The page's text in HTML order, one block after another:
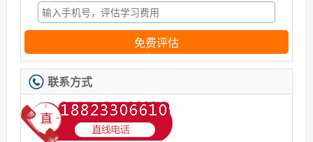
免费评估
联系方式